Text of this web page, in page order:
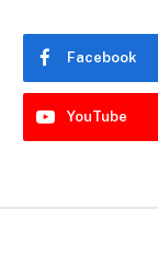
Facebook
YouTube